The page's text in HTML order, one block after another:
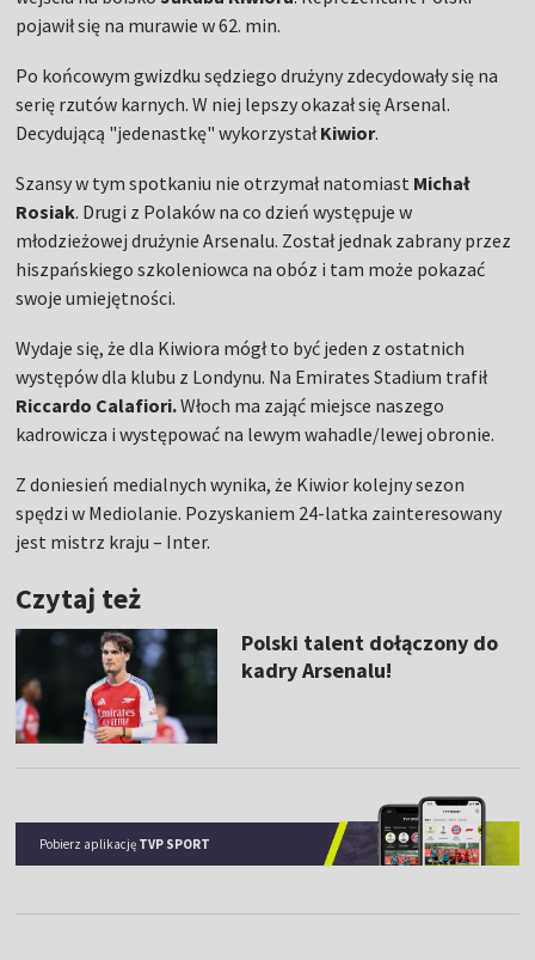
pojawił się na murawie w 62. min.
Po końcowym gwizdku sędziego drużyny zdecydowały się na
serię rzutów karnych. W niej lepszy okazał się Arsenal.
Decydującą "jedenastkę" wykorzystałKiwior.
Szansy w tym spotkaniu nie otrzymał natomiast Michał
Rosiak. Drugi z Polaków na co dzień występuje w
młodzieżowej drużynie Arsenalu. Został jednak zabrany przez
hiszpańskiego szkoleniowca na obóz i tam może pokazać
swoje umiejętności.
Wydaje się, że dla Kiwiora mógł to być jeden z ostatnich
występów dla klubu z Londynu. Na Emirates Stadium trafił
Riccardo Calafiori.Włoch ma zająć miejsce naszego
kadrowicza i występować na lewym wahadle/lewej obronie.
Z doniesień medialnych wynika, że Kiwior kolejny sezon
spędzi w Mediolanie. Pozyskaniem 24-latka zainteresowany
jest mistrz kraju – Inter.
Czytaj też
Polski talent dołączony do
kadry Arsenalu!
Pobierz aplikację TVP SPORT